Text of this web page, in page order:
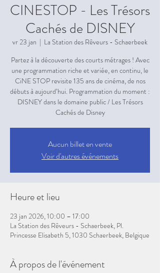
CINESTOP - Les Trésors
Cachés de DISNEY
vr 23 jan
  |
La Station des Rêveurs - Schaerbeek
Partez à la découverte des courts métrages ! Avec
une programmation riche et variée, en continu, le
CiNE STOP revisite 135 ans de cinéma, de nos
débuts à aujourd’hui. Programmation du moment :
DISNEY dans le domaine public / Les Trésors
Cachés de Disney
Aucun billet en vente
Voir d'autres événements
Heure et lieu
23 jan 2026, 10:00 – 17:00
La Station des Rêveurs - Schaerbeek, Pl.
Princesse Elisabeth 5, 1030 Schaerbeek, Belgique
À propos de l'événement